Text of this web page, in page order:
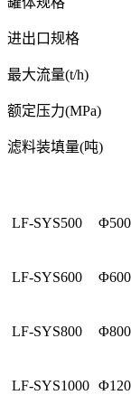
进出口规格
最大流量(t/h)
额定压力(MPa)
滤料装填量(吨)
LF-SYS500
LF-SYS600
LF-SYS800
LF-SYS1000